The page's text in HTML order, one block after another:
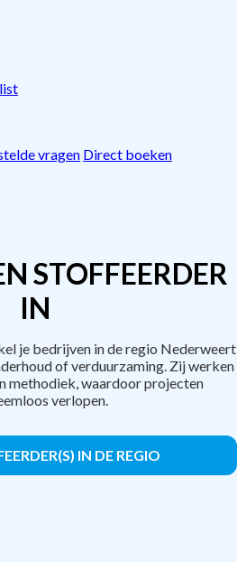
vragen Direct boeken
STOFFEERDER
IN
je bedrijven in de regio Nederweert
of verduurzaming. Zij werken
methodiek, waardoor projecten
verlopen.
IN DE REGIO